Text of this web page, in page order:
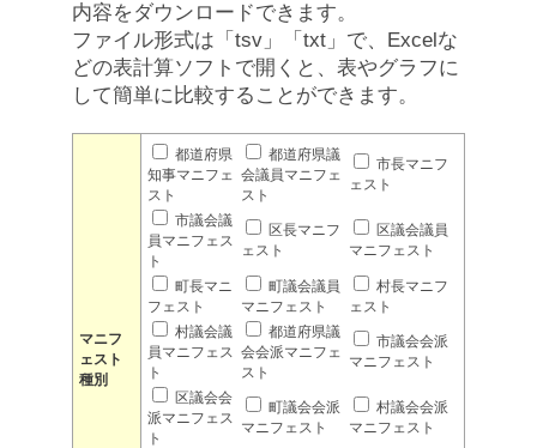
内容をダウンロードできます。
ファイル形式は「tsv」「txt」で、Excelな
どの表計算ソフトで開くと、表やグラフに
して簡単に比較することができます。
マニフ
ェスト
種別
都道府県
知事マニフェ
スト
都道府県議
会議員マニフェ
スト
市長マニフ
ェスト
市議会議
員マニフェス
ト
区長マニフ
ェスト
区議会議員
マニフェスト
町長マニ
フェスト
町議会議員
マニフェスト
村長マニフ
ェスト
村議会議
員マニフェス
ト
都道府県議
会会派マニフェ
スト
市議会会派
マニフェスト
区議会会
派マニフェス
ト
町議会会派
マニフェスト
村議会会派
マニフェスト